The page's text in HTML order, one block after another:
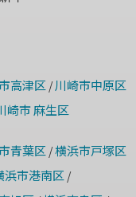
高津区 / 川崎市中原区
崎市 麻生区
青葉区 /横浜市戸塚区
浜市港南区 /